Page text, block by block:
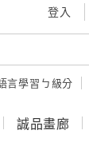
登入
言學習ㄅ級分
誠品畫廊